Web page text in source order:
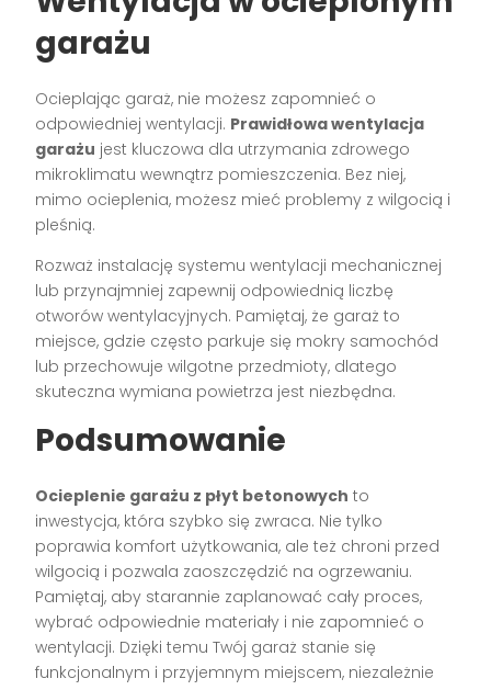
garażu
Ocieplając garaż, nie możesz zapomnieć o
odpowiedniej wentylacji. Prawidłowa wentylacja
garażu jest kluczowa dla utrzymania zdrowego
mikroklimatu wewnątrz pomieszczenia. Bez niej,
mimo ocieplenia, możesz mieć problemy z wilgocią i
pleśnią.
Rozważ instalację systemu wentylacji mechanicznej
lub przynajmniej zapewnij odpowiednią liczbę
otworów wentylacyjnych. Pamiętaj, że garaż to
miejsce, gdzie często parkuje się mokry samochód
lub przechowuje wilgotne przedmioty, dlatego
skuteczna wymiana powietrza jest niezbędna.
Podsumowanie
Ocieplenie garażu z płyt betonowych to
inwestycja, która szybko się zwraca. Nie tylko
poprawia komfort użytkowania, ale też chroni przed
wilgocią i pozwala zaoszczędzić na ogrzewaniu.
Pamiętaj, aby starannie zaplanować cały proces,
wybrać odpowiednie materiały i nie zapomnieć o
wentylacji. Dzięki temu Twój garaż stanie się
funkcjonalnym i przyjemnym miejscem, niezależnie